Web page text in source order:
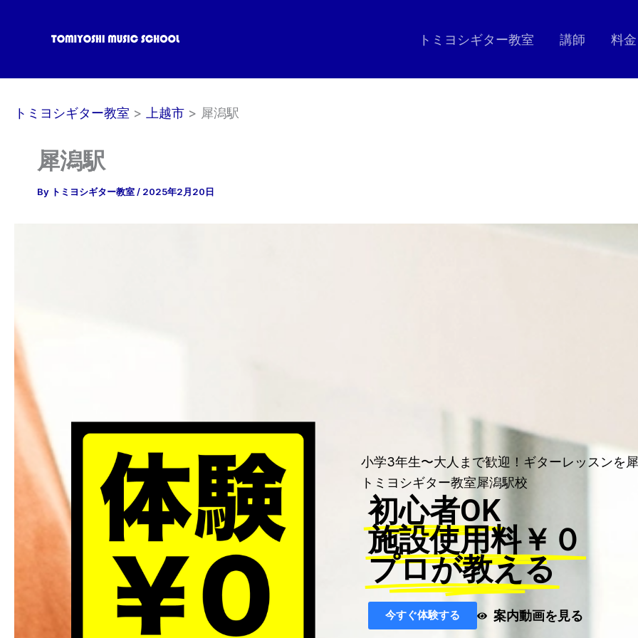
トミヨシギター教室 講師 料金
トミヨシギター教室 上越市 犀潟駅
犀潟駅
By トミヨシギター教室/ 2025年2月20日
小学3年生〜大人まで歓迎！ギターレッスンを
トミヨシギター教室犀潟駅校
初心者OK
施設使用料￥０
プロが教える
今すぐ体験する 案内動画を見る